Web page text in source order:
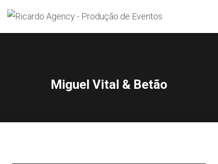
for:
Miguel Vital & Betão